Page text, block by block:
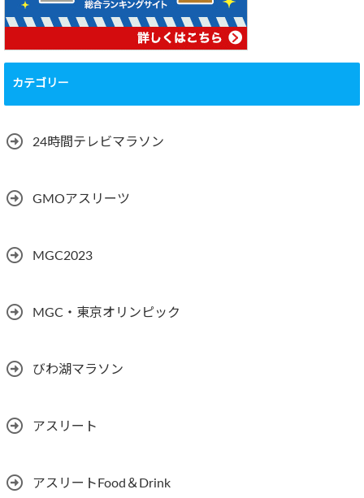
カテゴリー
24時間テレビマラソン
GMOアスリーツ
MGC2023
MGC・東京オリンピック
びわ湖マラソン
アスリート
アスリートFood＆Drink